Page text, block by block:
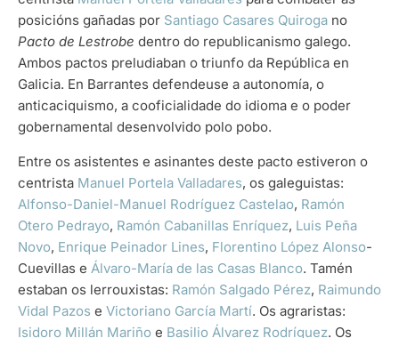
posicións gañadas por Santiago Casares Quiroga no
Pacto de Lestrobe dentro do republicanismo galego.
Ambos pactos preludiaban o triunfo da República en
Galicia. En Barrantes defendeuse a autonomía, o
anticaciquismo, a cooficialidade do idioma e o poder
gobernamental desenvolvido polo pobo.
Entre os asistentes e asinantes deste pacto estiveron o
centrista Manuel Portela Valladares, os galeguistas:
Alfonso-Daniel-Manuel Rodríguez Castelao, Ramón
Otero Pedrayo, Ramón Cabanillas Enríquez, Luis Peña
Novo, Enrique Peinador Lines, Florentino López Alonso-
Cuevillas e Álvaro-María de las Casas Blanco. Tamén
estaban os lerrouxistas: Ramón Salgado Pérez, Raimundo
Vidal Pazos e Victoriano García Martí. Os agraristas:
Isidoro Millán Mariño e Basilio Álvarez Rodríguez. Os